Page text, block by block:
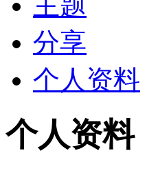
分享
个人资料
个人资料